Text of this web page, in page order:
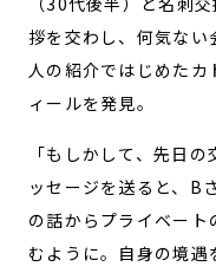
拶を交わし、何気な
人の紹介ではじめた
ィールを発見。
「もしかして、先日
ッセージを送ると、B
の話からプライベー
むように。自身の境遇